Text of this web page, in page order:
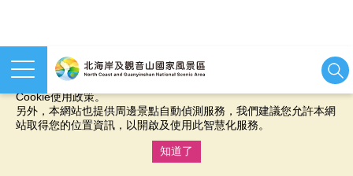
本網站使用cookies等相關技術以持續優化網站服務，並有助於為
您提供更佳的體驗，當您繼續使用本網站即表示您同意我們的
Cookie使用政策。
另外，本網站也提供周邊景點自動偵測服務，我們建議您允許本網
站取得您的位置資訊，以開啟及使用此智慧化服務。
知道了